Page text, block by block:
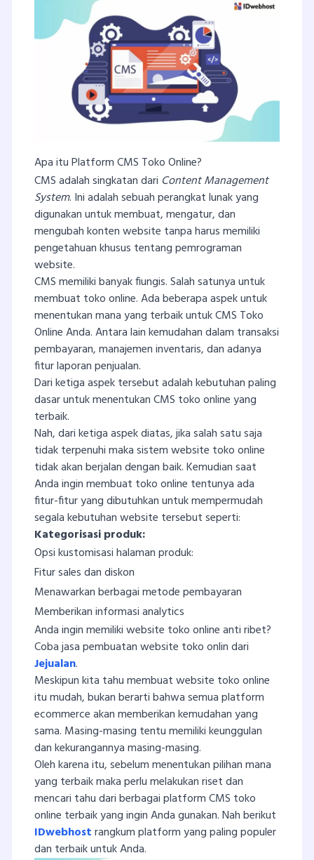
Apa itu Platform CMS Toko Online?
CMS adalah singkatan dari Content Management
System. Ini adalah sebuah perangkat lunak yang
digunakan untuk membuat, mengatur, dan
mengubah konten website tanpa harus memiliki
pengetahuan khusus tentang pemrograman
website.
CMS memiliki banyak fiungis. Salah satunya untuk
membuat toko online. Ada beberapa aspek untuk
menentukan mana yang terbaik untuk CMS Toko
Online Anda. Antara lain kemudahan dalam transaksi
pembayaran, manajemen inventaris, dan adanya
fitur laporan penjualan.
Dari ketiga aspek tersebut adalah kebutuhan paling
dasar untuk menentukan CMS toko online yang
terbaik.
Nah, dari ketiga aspek diatas, jika salah satu saja
tidak terpenuhi maka sistem website toko online
tidak akan berjalan dengan baik. Kemudian saat
Anda ingin membuat toko online tentunya ada
fitur-fitur yang dibutuhkan untuk mempermudah
segala kebutuhan website tersebut seperti:
Kategorisasi produk:
Opsi kustomisasi halaman produk:
Fitur sales dan diskon
Menawarkan berbagai metode pembayaran
Memberikan informasi analytics
Anda ingin memiliki website toko online anti ribet?
Coba jasa pembuatan website toko onlin dari
Jejualan.
Meskipun kita tahu membuat website toko online
itu mudah, bukan berarti bahwa semua platform
ecommerce akan memberikan kemudahan yang
sama. Masing-masing tentu memiliki keunggulan
dan kekurangannya masing-masing.
Oleh karena itu, sebelum menentukan pilihan mana
yang terbaik maka perlu melakukan riset dan
mencari tahu dari berbagai platform CMS toko
online terbaik yang ingin Anda gunakan. Nah berikut
IDwebhostrangkum platform yang paling populer
dan terbaik untuk Anda.